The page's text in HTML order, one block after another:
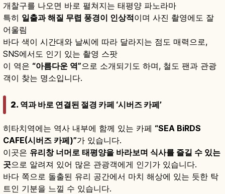
개찰구를 나오면 바로 펼쳐지는 태평양 파노라마
특히 일출과 해질 무렵 풍경이 인상적이며 사진 촬영에도 잘
어울림
바다 색이 시간대와 날씨에 따라 달라지는 점도 매력으로,
SNS에서도 인기 있는 촬영 스팟
이 역은 “아름다운 역”으로 소개되기도 하며, 철도 팬과 관광
객이 찾는 명소입니다.
2. 역과 바로 연결된 절경 카페 ‘시버즈 카페’
히타치역에는 역사 내부에 함께 있는 카페 “SEA BiRDS
CAFE(시버즈 카페)”가 있습니다.
이곳은 유리창 너머로 태평양을 바라보며 식사를 즐길 수 있는
곳으로 알려져 있어 많은 관광객에게 인기가 있습니다.
바다 쪽으로 돌출된 유리 공간에서 마치 해상에 있는 듯한 탁
트인 기분을 느낄 수 있습니다.